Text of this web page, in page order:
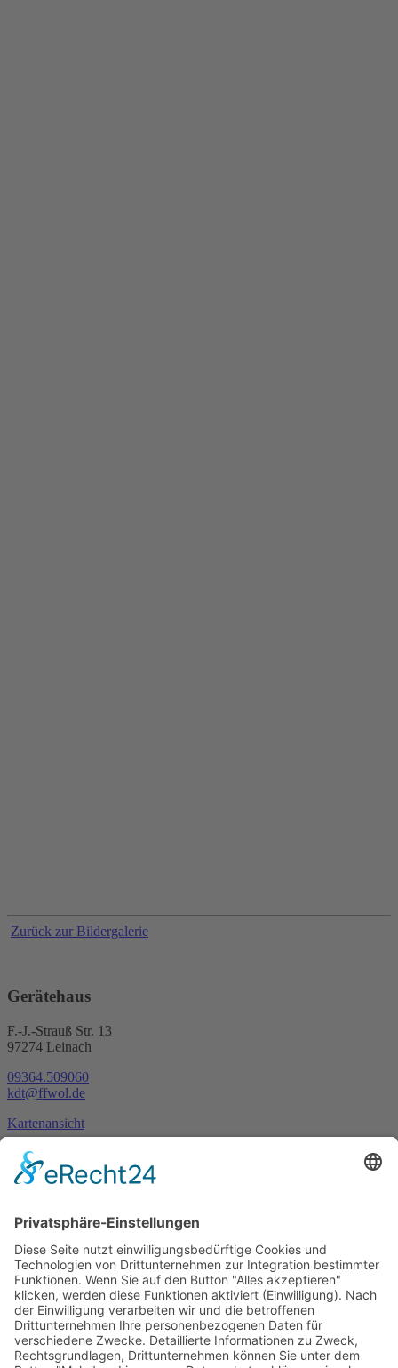
Zurück zur Bildergalerie
Gerätehaus
F.-J.-Strauß Str. 13
97274 Leinach
09364.509060
kdt@ffwol.de
Kartenansicht
Im Notfall
Kontakt
Goldstraße 41
97274 Leinach
09364.8080-20
info@ff-oberleinach.de
Kontakt